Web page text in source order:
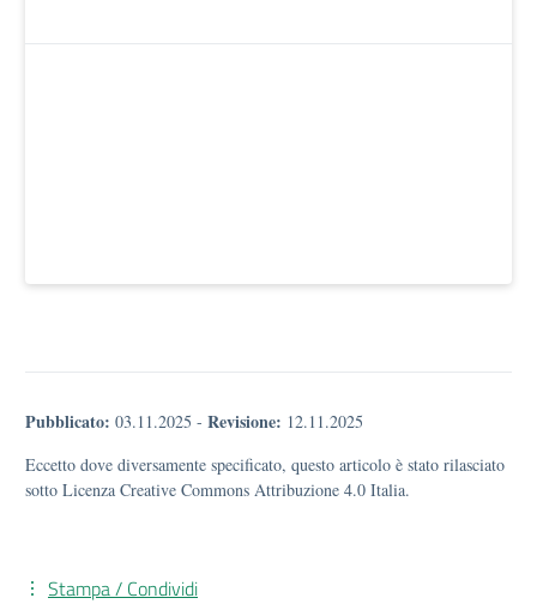
Pubblicato: 03.11.2025 - Revisione: 12.11.2025
Eccetto dove diversamente specificato, questo articolo è stato rilasciato
sotto Licenza Creative Commons Attribuzione 4.0 Italia.
Stampa / Condividi